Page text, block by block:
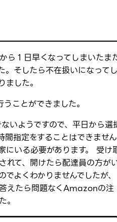
ら１日早くなってしまいたま
。そしたら不在扱いになって
した。
うことができました。
いようですので、平日から選
間指定をすることはできません
にいる必要があります。 受け
れて、開けたら配達員の方が
よくわかりませんでしたが、
えたら問題なくAmazonの注
。